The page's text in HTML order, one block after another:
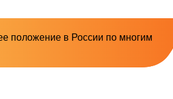
положение в России по многим